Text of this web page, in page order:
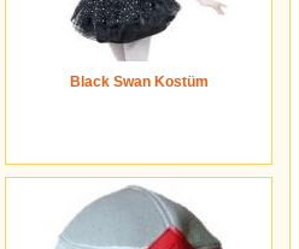
Black Swan Kostüm